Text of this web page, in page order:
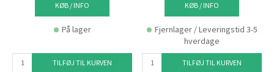
KØB / INFO
På lager
TILFØJ TIL KURVEN
KØB / INFO
Fjernlager / Leveringstid 3-5
hverdage
TILFØJ TIL KURVEN